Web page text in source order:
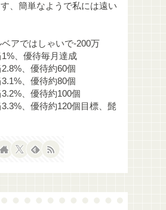
、簡単なようで私には遠い
ベアではしゃいで-200万
1%、優待毎月達成
2.8%、優待約60個
3.1%、優待約80個
3.2%、優待約100個
3.3%、優待約120個目標、髭